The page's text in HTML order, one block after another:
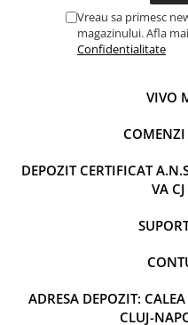
Vreau sa primesc
magazinului. Afla
Confidentialitate
VIVO
COMENZI
DEPOZIT CERTIFICAT
VA
ADRESA DEPOZIT:
CLUJ-